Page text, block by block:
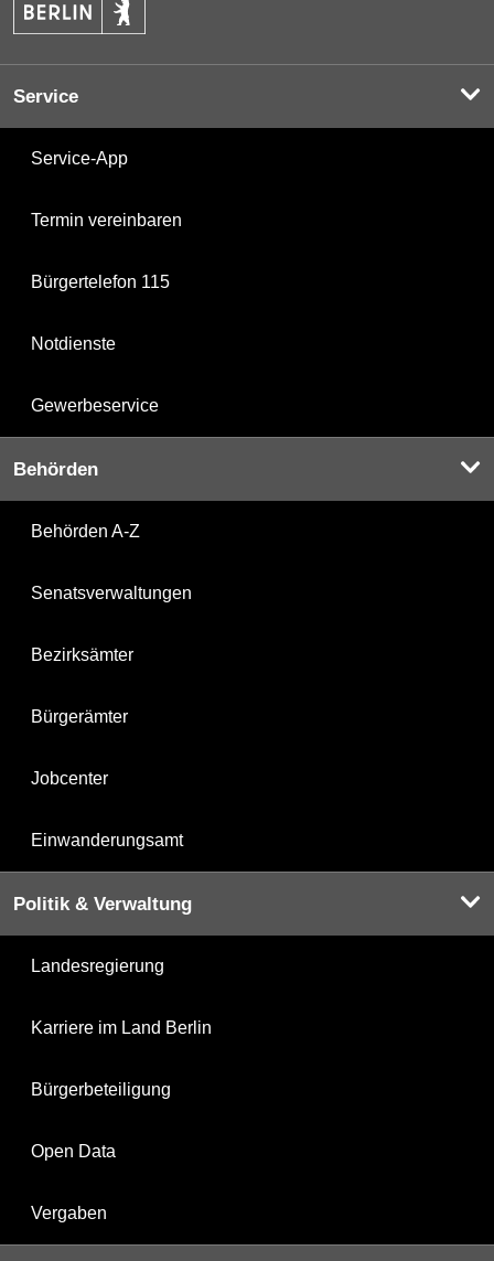
Service
Service-App
Termin vereinbaren
Bürgertelefon 115
Notdienste
Gewerbeservice
Behörden
Behörden A-Z
Senatsverwaltungen
Bezirksämter
Bürgerämter
Jobcenter
Einwanderungsamt
Politik & Verwaltung
Landesregierung
Karriere im Land Berlin
Bürgerbeteiligung
Open Data
Vergaben